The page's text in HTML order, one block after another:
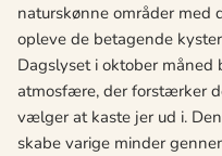
naturskønne områder med
opleve de betagende
Dagslyset i oktober
atmosfære, der forstærker
vælger at kaste jer ud i.
skabe varige minder